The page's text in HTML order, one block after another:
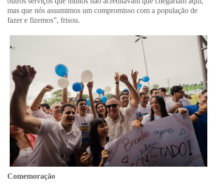
mas que nós assumimos um compromisso com a população de
fazer e fizemos”, frisou.
Comemoração